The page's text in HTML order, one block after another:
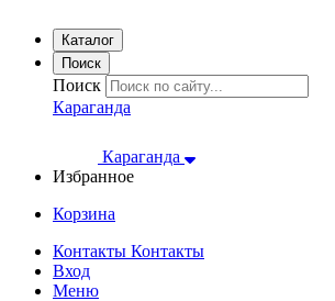
Каталог
Поиск
Поиск
Караганда
Караганда
Избранное
Корзина
Контакты Контакты
Вход
Меню